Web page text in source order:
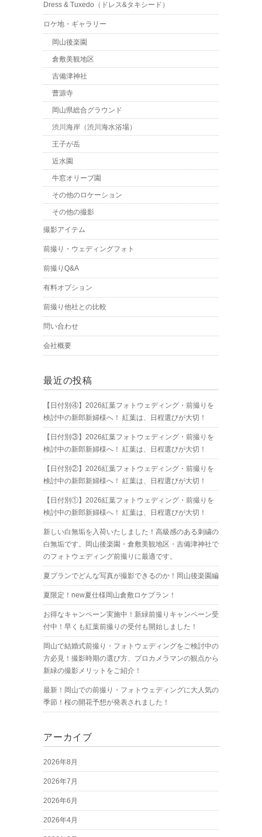
Dress & Tuxedo（ドレス&タキシード）
ロケ地・ギャラリー
岡山後楽園
倉敷美観地区
吉備津神社
曹源寺
岡山県総合グラウンド
渋川海岸（渋川海水浴場）
王子が岳
近水園
牛窓オリーブ園
その他のロケーション
その他の撮影
撮影アイテム
前撮り・ウェディングフォト
前撮りQ&A
有料オプション
前撮り他社との比較
問い合わせ
会社概要
最近の投稿
【日付別④】2026紅葉フォトウェディング・前撮りを
検討中の新郎新婦様へ！ 紅葉は、日程選びが大切！
【日付別③】2026紅葉フォトウェディング・前撮りを
検討中の新郎新婦様へ！ 紅葉は、日程選びが大切！
【日付別②】2026紅葉フォトウェディング・前撮りを
検討中の新郎新婦様へ！ 紅葉は、日程選びが大切！
【日付別①】2026紅葉フォトウェディング・前撮りを
検討中の新郎新婦様へ！ 紅葉は、日程選びが大切！
新しい白無垢を入荷いたしました！高級感のある刺繍の
白無垢です。岡山後楽園・倉敷美観地区・吉備津神社で
のフォトウェディング前撮りに最適です。
夏プランでどんな写真が撮影できるのか！岡山後楽園編
夏限定！new夏仕様岡山倉敷ロケプラン！
お得なキャンペーン実施中！新緑前撮りキャンペーン受
付中！早くも紅葉前撮りの受付も開始しました！
岡山で結婚式前撮り・フォトウェディングをご検討中の
方必見！撮影時期の選び方、プロカメラマンの観点から
新緑の撮影メリットをご紹介！
最新！岡山での前撮り・フォトウェディングに大人気の
季節！桜の開花予想が発表されました！
アーカイブ
2026年8月
2026年7月
2026年6月
2026年4月